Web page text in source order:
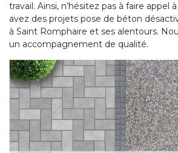
travail. Ainsi, n’hésitez pas à faire appel
avez des projets pose de béton
à Saint Romphaire et ses alentours.
un accompagnement de qualité.